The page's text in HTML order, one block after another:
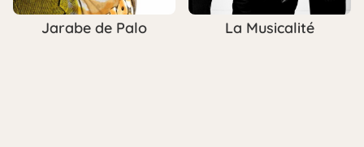
Jarabe de Palo La Musicalité